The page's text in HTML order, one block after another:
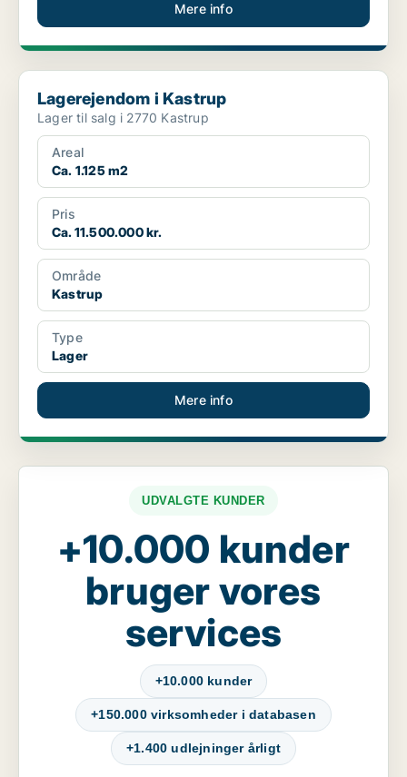
Mere info
Lagerejendom i Kastrup
Lagerejendom i Kastrup
Lager til salg i 2770 Kastrup
Areal
Ca. 1.125 m2
Pris
Ca. 11.500.000 kr.
Område
Kastrup
Type
Lager
Mere info
UDVALGTE KUNDER
+10.000 kunder
bruger vores
services
+10.000 kunder
+150.000 virksomheder i databasen
+1.400 udlejninger årligt